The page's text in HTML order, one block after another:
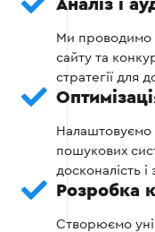
Створення
сайту.
Аналіз і
Ми проводимо
сайту та
стратегії для
Налаштовуємо
пошукових
досконалість і
Розробка
Створюємо